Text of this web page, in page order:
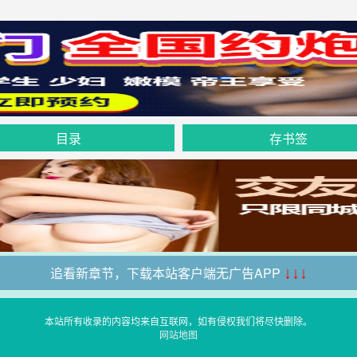
目录 存书签
追看新章节，下载本站客户端无广告APP ↓↓↓
本站所有收录的内容均来自互联网，如有侵权我们将尽快删除。
网站地图